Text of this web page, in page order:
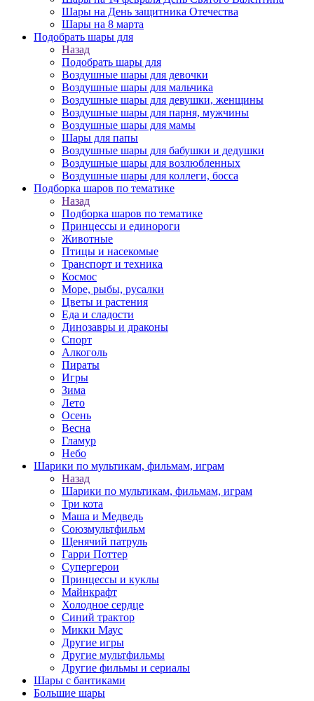
Шары на День защитника Отечества
Шары на 8 марта
Подобрать шары для
Назад
Подобрать шары для
Воздушные шары для девочки
Воздушные шары для мальчика
Воздушные шары для девушки, женщины
Воздушные шары для парня, мужчины
Воздушные шары для мамы
Шары для папы
Воздушные шары для бабушки и дедушки
Воздушные шары для возлюбленных
Воздушные шары для коллеги, босса
Подборка шаров по тематике
Назад
Подборка шаров по тематике
Принцессы и единороги
Животные
Птицы и насекомые
Транспорт и техника
Космос
Море, рыбы, русалки
Цветы и растения
Еда и сладости
Динозавры и драконы
Спорт
Алкоголь
Пираты
Игры
Зима
Лето
Осень
Весна
Гламур
Небо
Шарики по мультикам, фильмам, играм
Назад
Шарики по мультикам, фильмам, играм
Три кота
Маша и Медведь
Союзмультфильм
Щенячий патруль
Гарри Поттер
Супергерои
Принцессы и куклы
Майнкрафт
Холодное сердце
Синий трактор
Микки Маус
Другие игры
Другие мультфильмы
Другие фильмы и сериалы
Шары с бантиками
Большие шары